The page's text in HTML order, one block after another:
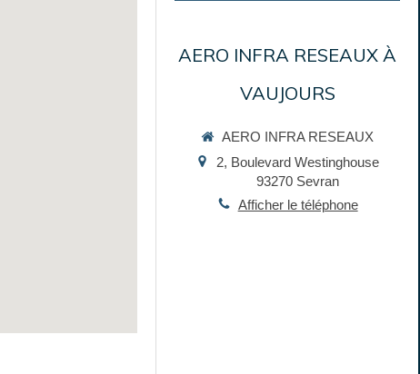
AERO INFRA RESEAUX À
VAUJOURS
AERO INFRA RESEAUX
2, Boulevard Westinghouse
93270 Sevran
Afficher le téléphone